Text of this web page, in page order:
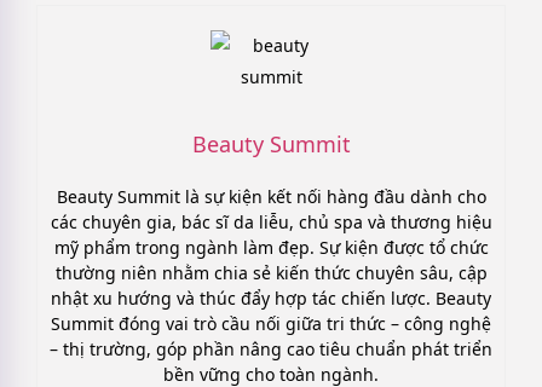
Beauty Summit
Beauty Summit là sự kiện kết nối hàng đầu dành cho
các chuyên gia, bác sĩ da liễu, chủ spa và thương hiệu
mỹ phẩm trong ngành làm đẹp. Sự kiện được tổ chức
thường niên nhằm chia sẻ kiến thức chuyên sâu, cập
nhật xu hướng và thúc đẩy hợp tác chiến lược. Beauty
Summit đóng vai trò cầu nối giữa tri thức – công nghệ
– thị trường, góp phần nâng cao tiêu chuẩn phát triển
bền vững cho toàn ngành.